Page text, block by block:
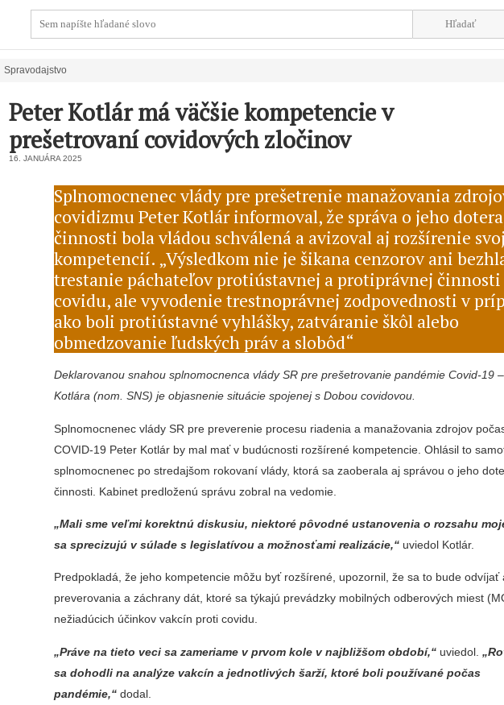
Spravodajstvo
Peter Kotlár má väčšie kompetencie v
prešetrovaní covidových zločinov
16. JANUÁRA 2025
Splnomocnenec vlády pre prešetrenie manažovania
covidizmu Peter Kotlár informoval, že správa o jeho
činnosti bola vládou schválená a avizoval aj rozšírenie
kompetencií. „Výsledkom nie je šikana cenzorov ani
trestanie páchateľov protiústavnej a protiprávnej činnosti
covidu, ale vyvodenie trestnoprávnej zodpovednosti v
ako boli protiústavné vyhlášky, zatváranie škôl alebo
obmedzovanie ľudských práv a slobôd“
Deklarovanou snahou splnomocnenca vlády SR pre prešetrovanie pandémie Covid-19
Kotlára (nom. SNS) je objasnenie situácie spojenej s Dobou covidovou.
Splnomocnenec vlády SR pre preverenie procesu riadenia a manažovania zdrojov
COVID-19 Peter Kotlár by mal mať v budúcnosti rozšírené kompetencie. Ohlásil to
splnomocnenec po stredajšom rokovaní vlády, ktorá sa zaoberala aj správou o jeho
činnosti. Kabinet predloženú správu zobral na vedomie.
„Mali sme veľmi korektnú diskusiu, niektoré pôvodné ustanovenia o rozsahu
sa sprecizujú v súlade s legislatívou a možnosťami realizácie,“ uviedol Kotlár.
Predpokladá, že jeho kompetencie môžu byť rozšírené, upozornil, že sa to bude odvíjať
preverovania a záchrany dát, ktoré sa týkajú prevádzky mobilných odberových miest
nežiadúcich účinkov vakcín proti covidu.
„Práve na tieto veci sa zameriame v prvom kole v najbližšom období,“ uviedol.
sa dohodli na analýze vakcín a jednotlivých šarží, ktoré boli používané počas
pandémie,“ dodal.